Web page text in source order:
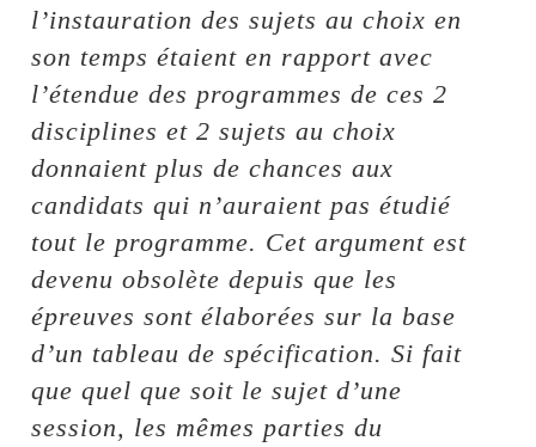
l’instauration des sujets au choix en
son temps étaient en rapport avec
l’étendue des programmes de ces 2
disciplines et 2 sujets au choix
donnaient plus de chances aux
candidats qui n’auraient pas étudié
tout le programme. Cet argument est
devenu obsolète depuis que les
épreuves sont élaborées sur la base
d’un tableau de spécification. Si fait
que quel que soit le sujet d’une
session, les mêmes parties du